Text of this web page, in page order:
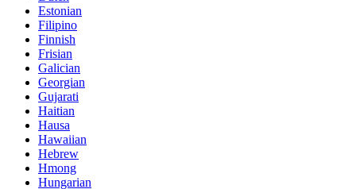
Estonian
Filipino
Finnish
Frisian
Galician
Georgian
Gujarati
Haitian
Hausa
Hawaiian
Hebrew
Hmong
Hungarian